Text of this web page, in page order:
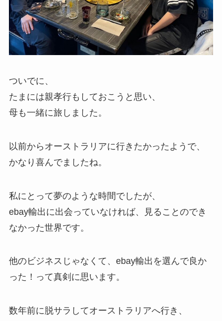
ついでに、
たまには親孝行もしておこうと思い、
母も一緒に旅しました。
以前からオーストラリアに行きたかったようで、
かなり喜んでましたね。
私にとって夢のような時間でしたが、
ebay輸出に出会っていなければ、見ることのでき
なかった世界です。
他のビジネスじゃなくて、ebay輸出を選んで良か
った！って真剣に思います。
数年前に脱サラしてオーストラリアへ行き、